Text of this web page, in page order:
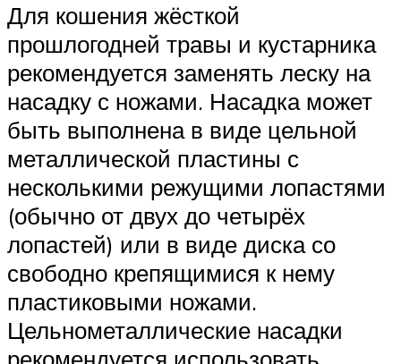
Для кошения жёсткой
прошлогодней травы и кустарника
рекомендуется заменять леску на
насадку с ножами. Насадка может
быть выполнена в виде цельной
металлической пластины с
несколькими режущими лопастями
(обычно от двух до четырёх
лопастей) или в виде диска со
свободно крепящимися к нему
пластиковыми ножами.
Цельнометаллические насадки